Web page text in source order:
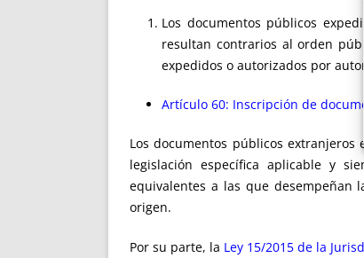
Los documentos públicos
resultan contrarios al orden
expedidos o autorizados por
Artículo 60: Inscripción de
Los documentos públicos
legislación específica aplicable y
equivalentes a las que desempeñan
origen.
Por su parte, la Ley 15/2015 de la